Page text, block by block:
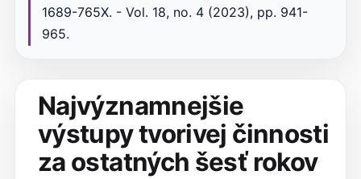
1689-765X. - Vol. 18, no. 4 (2023), pp. 941-
965.
Najvýznamnejšie
výstupy tvorivej činnosti
za ostatných šesť rokov